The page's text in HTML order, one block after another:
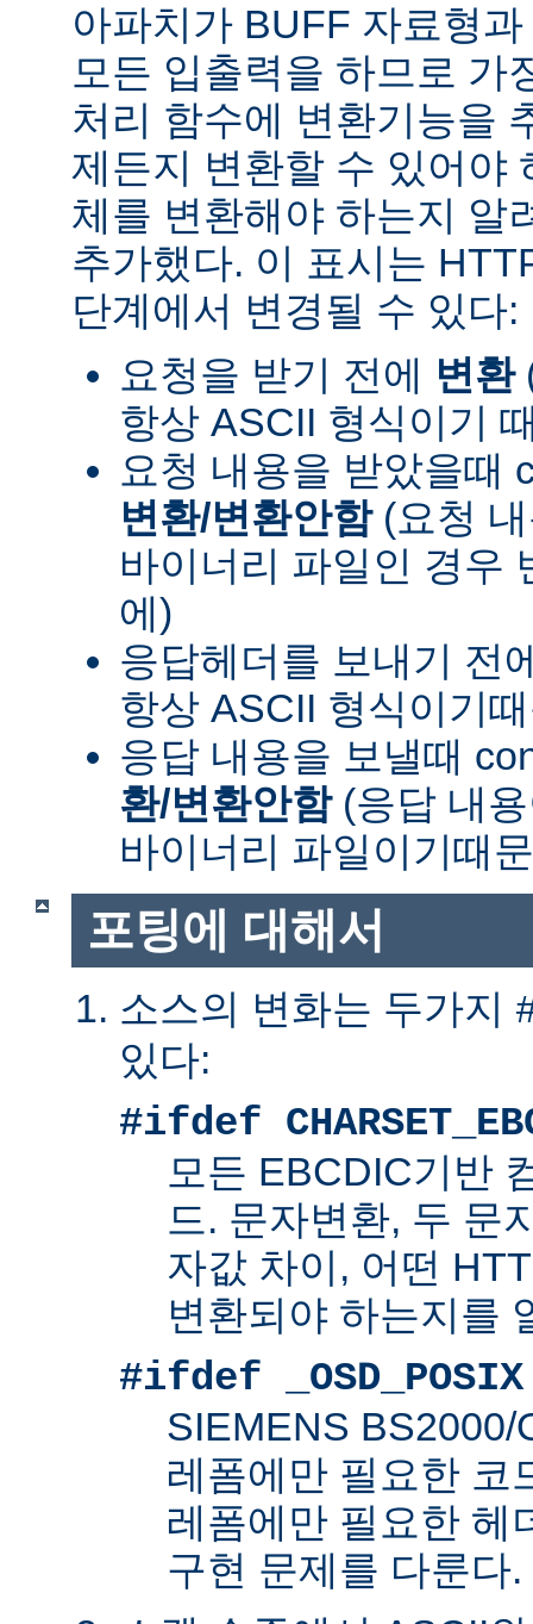
아파치가 BUFF 자료형
모든 입출력을 하므로 가
처리 함수에 변환기능을
제든지 변환할 수 있어야
체를 변환해야 하는지 알
추가했다. 이 표시는
단계에서 변경될 수 있다:
요청을 받기 전에
변환
항상 ASCII 형식이기
요청 내용을 받았을때
변환/변환안함(요청 내
바이너리 파일인 경우
에)
응답헤더를 보내기 전
항상 ASCII 형식이기
응답 내용을 보낼때
환/변환안함(응답 내
바이너리 파일이기때
포팅에 대해서
소스의 변화는 두가지
있다:
#ifdef
모든 EBCDIC기반
드. 문자변환, 두 문
자값 차이, 어떤
변환되야 하는지를
#ifdef _OSD_POSIX
SIEMENS BS2000/
레폼에만 필요한 코
레폼에만 필요한 헤
구현 문제를 다룬다.